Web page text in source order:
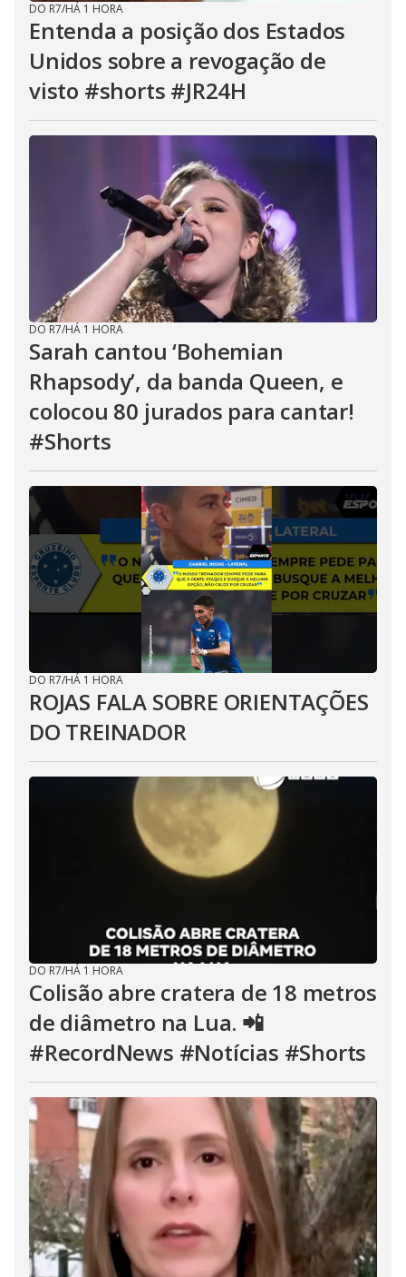
DO R7/HÁ 1 HORA
Entenda a posição dos Estados
Unidos sobre a revogação de
visto #shorts #JR24H
DO R7/HÁ 1 HORA
Sarah cantou ‘Bohemian
Rhapsody’, da banda Queen, e
colocou 80 jurados para cantar!
#Shorts
DO R7/HÁ 1 HORA
ROJAS FALA SOBRE ORIENTAÇÕES
DO TREINADOR
DO R7/HÁ 1 HORA
Colisão abre cratera de 18 metros
de diâmetro na Lua. 📲
#RecordNews #Notícias #Shorts